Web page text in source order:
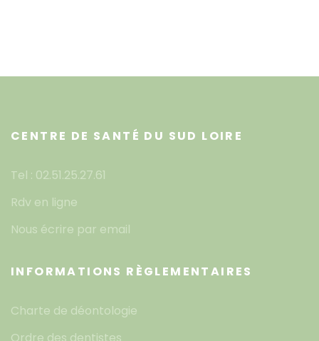
CENTRE DE SANTÉ DU SUD LOIRE
Tel : 02.51.25.27.61
Rdv en ligne
Nous écrire par email
INFORMATIONS RÈGLEMENTAIRES
Charte de déontologie